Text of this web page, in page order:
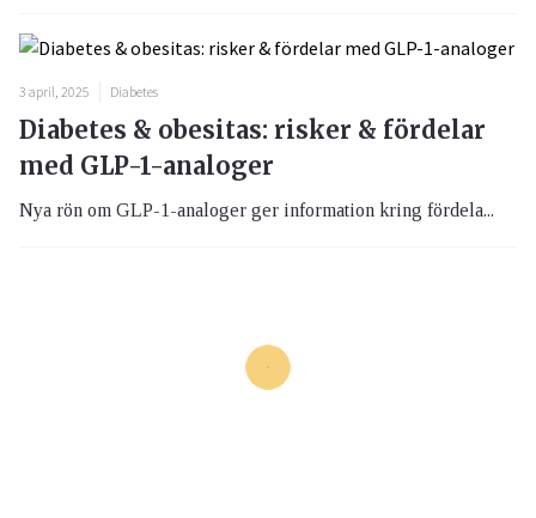
3 april, 2025 Diabetes
Diabetes & obesitas: risker & fördelar
med GLP-1-analoger
Nya rön om GLP-1-analoger ger information kring fördela...